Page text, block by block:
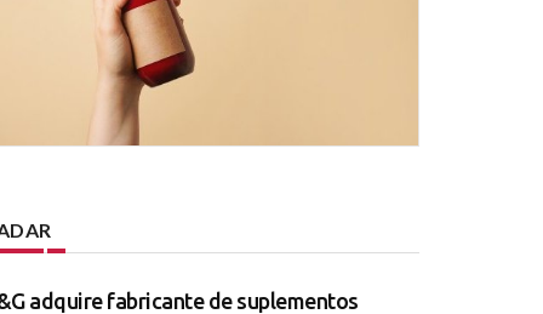
adquire fabricante de suplementos